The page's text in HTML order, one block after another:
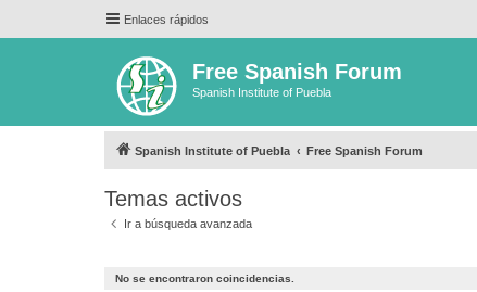
Enlaces rápidos
Free Spanish Forum
Spanish Institute of Puebla
Spanish Institute of Puebla Free Spanish Forum
Temas activos
Ir a búsqueda avanzada
No se encontraron coincidencias.